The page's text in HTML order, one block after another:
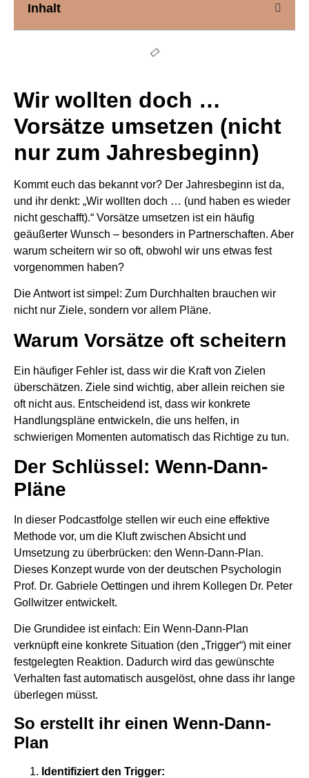
Inhalt
Wir wollten doch …
Vorsätze umsetzen (nicht
nur zum Jahresbeginn)
Kommt euch das bekannt vor? Der Jahresbeginn ist da,
und ihr denkt: „Wir wollten doch … (und haben es wieder
nicht geschafft).“ Vorsätze umsetzen ist ein häufig
geäußerter Wunsch – besonders in Partnerschaften. Aber
warum scheitern wir so oft, obwohl wir uns etwas fest
vorgenommen haben?
Die Antwort ist simpel: Zum Durchhalten brauchen wir
nicht nur Ziele, sondern vor allem Pläne.
Warum Vorsätze oft scheitern
Ein häufiger Fehler ist, dass wir die Kraft von Zielen
überschätzen. Ziele sind wichtig, aber allein reichen sie
oft nicht aus. Entscheidend ist, dass wir konkrete
Handlungspläne entwickeln, die uns helfen, in
schwierigen Momenten automatisch das Richtige zu tun.
Der Schlüssel: Wenn-Dann-
Pläne
In dieser Podcastfolge stellen wir euch eine effektive
Methode vor, um die Kluft zwischen Absicht und
Umsetzung zu überbrücken: den Wenn-Dann-Plan.
Dieses Konzept wurde von der deutschen Psychologin
Prof. Dr. Gabriele Oettingen und ihrem Kollegen Dr. Peter
Gollwitzer entwickelt.
Die Grundidee ist einfach: Ein Wenn-Dann-Plan
verknüpft eine konkrete Situation (den „Trigger“) mit einer
festgelegten Reaktion. Dadurch wird das gewünschte
Verhalten fast automatisch ausgelöst, ohne dass ihr lange
überlegen müsst.
So erstellt ihr einen Wenn-Dann-
Plan
Identifiziert den Trigger: